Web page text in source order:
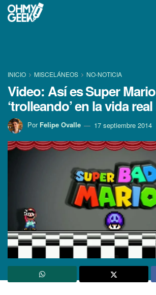
INICIO MISCELÁNEOS NO-NOTICIA
Video: Así­ es Super Mario
‘trolleando’ en la vida real
Por Felipe Ovalle 17 septiembre 2014